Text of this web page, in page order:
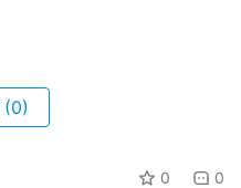
(0)
0 0